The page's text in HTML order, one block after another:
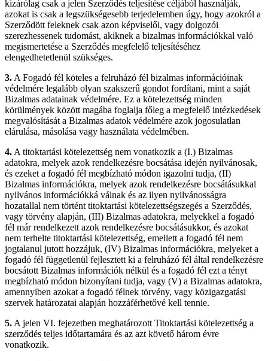
kizárólag csak a jelen Szerződés teljesítése céljából használják,
azokat is csak a legszükségesebb terjedelemben úgy, hogy azokról a
Szerződött feleknek csak azon képviselői, vagy dolgozói
szerezhessenek tudomást, akiknek a bizalmas információkkal való
megismertetése a Szerződés megfelelő teljesítéséhez
elengedhetetlenül szükséges.
3.A Fogadó fél köteles a felruházó fél bizalmas információinak
védelmére legalább olyan szakszerű gondot fordítani, mint a saját
Bizalmas adatainak védelmére. Ez a kötelezettség minden
körülmények között magába foglalja főleg a megfelelő intézkedések
megvalósítását a Bizalmas adatok védelmére azok jogosulatlan
elárulása, másolása vagy használata védelmében.
4.A titoktartási kötelezettség nem vonatkozik a (I.) Bizalmas
adatokra, melyek azok rendelkezésre bocsátása idején nyilvánosak,
és ezeket a fogadó fél megbízható módon igazolni tudja, (II)
Bizalmas információkra, melyek azok rendelkezésre bocsátásukkal
nyilvános információkká válnak és az ilyen nyilvánosságra
hozatallal nem történt titoktartási kötelezettségszegés a Szerződés,
vagy törvény alapján, (III) Bizalmas adatokra, melyekkel a fogadó
fél már rendelkezett azok rendelkezésre bocsátásukkor, és azokat
nem terhelte titoktartási kötelezettség, emellett a fogadó fél nem
jogtalanul jutott hozzájuk, (IV) Bizalmas információkra, melyeket a
fogadó fél függetlenül fejlesztett ki a felruházó fél által rendelkezésre
bocsátott Bizalmas információk nélkül és a fogadó fél ezt a tényt
megbízható módon bizonyítani tudja, vagy (V) a Bizalmas adatokra,
amennyiben azokat a fogadó félnek törvény, vagy közigazgatási
szervek határozatai alapján hozzáférhetővé kell tennie.
5.A jelen VI. fejezetben meghatározott Titoktartási kötelezettség a
szerződés teljes időtartamára és az azt követő három évre
vonatkozik.